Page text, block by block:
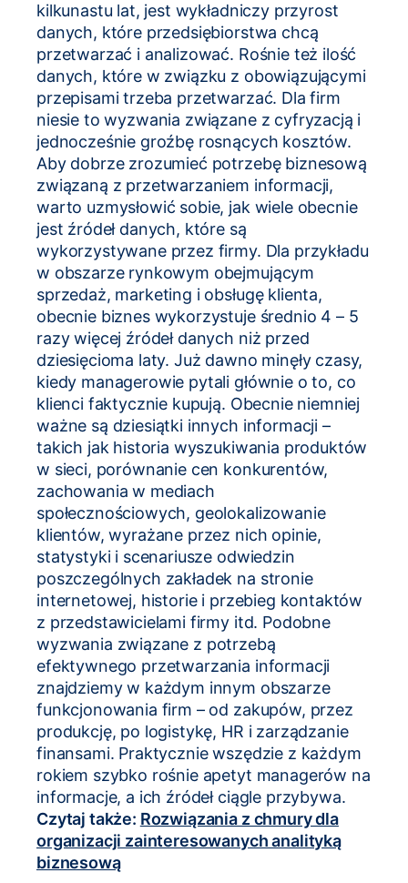
kilkunastu lat, jest wykładniczy przyrost
danych, które przedsiębiorstwa chcą
przetwarzać i analizować. Rośnie też ilość
danych, które w związku z obowiązującymi
przepisami trzeba przetwarzać. Dla firm
niesie to wyzwania związane z cyfryzacją i
jednocześnie groźbę rosnących kosztów.
Aby dobrze zrozumieć potrzebę biznesową
związaną z przetwarzaniem informacji,
warto uzmysłowić sobie, jak wiele obecnie
jest źródeł danych, które są
wykorzystywane przez firmy. Dla przykładu
w obszarze rynkowym obejmującym
sprzedaż, marketing i obsługę klienta,
obecnie biznes wykorzystuje średnio 4 – 5
razy więcej źródeł danych niż przed
dziesięcioma laty. Już dawno minęły czasy,
kiedy managerowie pytali głównie o to, co
klienci faktycznie kupują. Obecnie niemniej
ważne są dziesiątki innych informacji –
takich jak historia wyszukiwania produktów
w sieci, porównanie cen konkurentów,
zachowania w mediach
społecznościowych, geolokalizowanie
klientów, wyrażane przez nich opinie,
statystyki i scenariusze odwiedzin
poszczególnych zakładek na stronie
internetowej, historie i przebieg kontaktów
z przedstawicielami firmy itd. Podobne
wyzwania związane z potrzebą
efektywnego przetwarzania informacji
znajdziemy w każdym innym obszarze
funkcjonowania firm – od zakupów, przez
produkcję, po logistykę, HR i zarządzanie
finansami. Praktycznie wszędzie z każdym
rokiem szybko rośnie apetyt managerów na
informacje, a ich źródeł ciągle przybywa.
Czytaj także: Rozwiązania z chmury dla
organizacji zainteresowanych analityką
biznesową